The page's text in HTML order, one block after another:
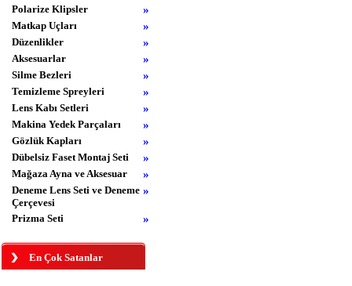
Polarize Klipsler »
Matkap Uçları »
Düzenlikler »
Aksesuarlar »
Silme Bezleri »
Temizleme Spreyleri »
Lens Kabı Setleri »
Makina Yedek Parçaları »
Gözlük Kapları »
Dübelsiz Faset Montaj Seti »
Mağaza Ayna ve Aksesuar »
Deneme Lens Seti ve Deneme
Çerçevesi
»
Prizma Seti »
En Çok Satanlar